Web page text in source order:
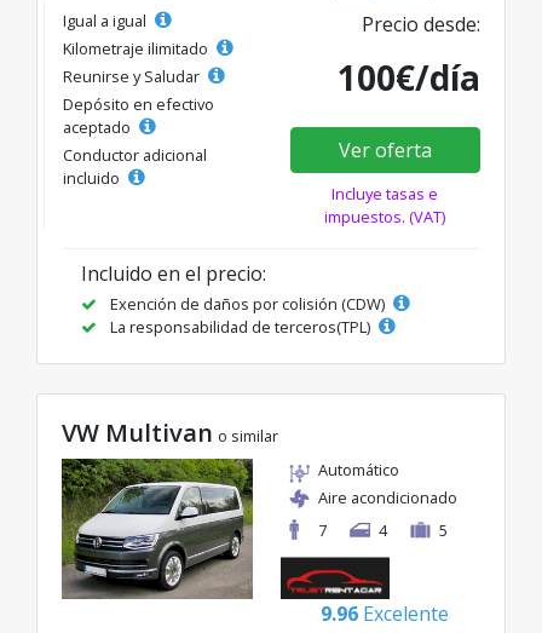
Igual a igual
Kilometraje ilimitado
Reunirse y Saludar
Depósito en efectivo
aceptado
Conductor adicional
incluido
Precio desde:
100€/día
Ver oferta
Incluye tasas e
impuestos. (VAT)
Incluido en el precio:
Exención de daños por colisión (CDW)
La responsabilidad de terceros(TPL)
VW Multivan o similar
Automático
Aire acondicionado
7
4 5
9.96 Excelente